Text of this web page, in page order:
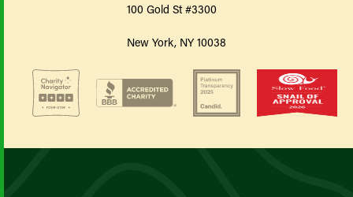
100 Gold St #3300
New York, NY 10038